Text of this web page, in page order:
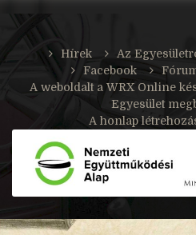
Hírek Az
Facebook
A weboldalt a WRX Online
Egyesület
A honlap